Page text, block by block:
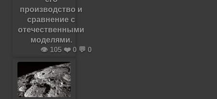
производство и
сравнение с
отечественными
моделями.
👁️ 105 ❤️ 0 💬 0